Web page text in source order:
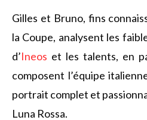
Gilles et Bruno, fins
la Coupe, analysent les
d’Ineos et les talents, en
composent l’équipe
portrait complet et
Luna Rossa.